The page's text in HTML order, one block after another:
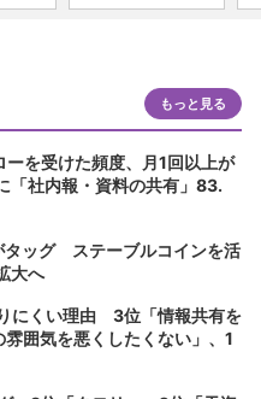
もっと見る
を受けた頻度、月1回以上が
社内報・資料の共有」83.
タッグ ステーブルコインを活
大へ
にくい理由 3位「情報共有を
囲気を悪くしたくない」、1